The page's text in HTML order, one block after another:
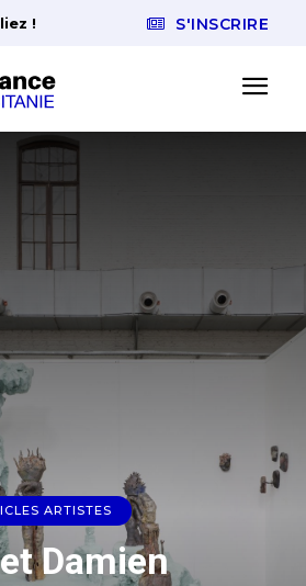
! S'INSCRIRE
ARTISTES
Damien